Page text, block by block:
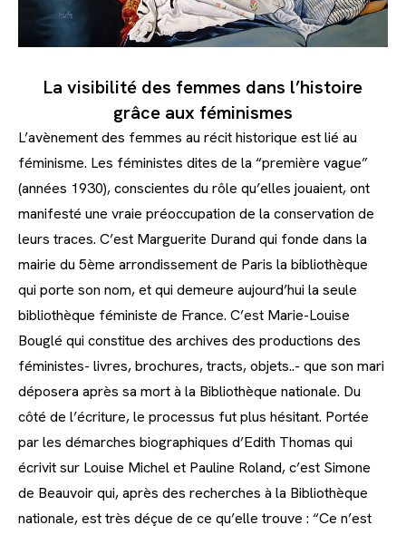
La visibilité des femmes dans l’histoire
grâce aux féminismes
L’avènement des femmes au récit historique est lié au
féminisme. Les féministes dites de la “première vague”
(années 1930), conscientes du rôle qu’elles jouaient, ont
manifesté une vraie préoccupation de la conservation de
leurs traces. C’est Marguerite Durand qui fonde dans la
mairie du 5ème arrondissement de Paris la bibliothèque
qui porte son nom, et qui demeure aujourd’hui la seule
bibliothèque féministe de France. C’est Marie-Louise
Bouglé qui constitue des archives des productions des
féministes- livres, brochures, tracts, objets..- que son mari
déposera après sa mort à la Bibliothèque nationale. Du
côté de l’écriture, le processus fut plus hésitant. Portée
par les démarches biographiques d’Edith Thomas qui
écrivit sur Louise Michel et Pauline Roland, c’est Simone
de Beauvoir qui, après des recherches à la Bibliothèque
nationale, est très déçue de ce qu’elle trouve : “Ce n’est